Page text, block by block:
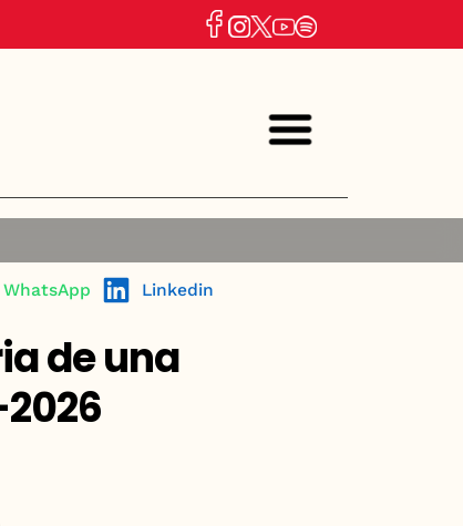
WhatsApp Linkedin
de una